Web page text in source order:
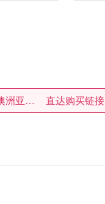
Amazon澳洲亚马逊 直达购买链接